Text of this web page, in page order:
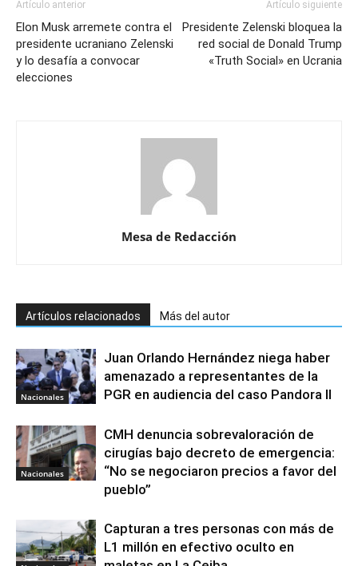
Artículo anterior
Elon Musk arremete contra el
presidente ucraniano Zelenski
y lo desafía a convocar
elecciones
Artículo siguiente
Presidente Zelenski bloquea la
red social de Donald Trump
«Truth Social» en Ucrania
Mesa de Redacción
Artículos relacionados Más del autor
Nacionales
Juan Orlando Hernández niega haber
amenazado a representantes de la
PGR en audiencia del caso Pandora II
Nacionales
CMH denuncia sobrevaloración de
cirugías bajo decreto de emergencia:
“No se negociaron precios a favor del
pueblo”
Capturan a tres personas con más de
L1 millón en efectivo oculto en